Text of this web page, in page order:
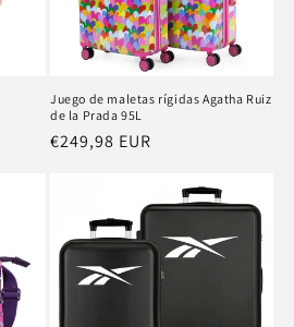
Juego de maletas rígidas Agatha Ruiz
de la Prada 95L
Precio
€249,98 EUR